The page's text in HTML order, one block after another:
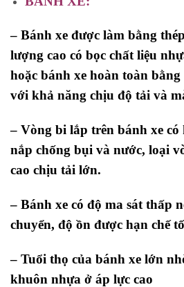
– Bánh xe được làm bằng
lượng cao có bọc chất liệu
hoặc bánh xe hoàn toàn
với khả năng chịu độ tải và
– Vòng bi lắp trên bánh xe có
nắp chống bụi và nước, loại
cao chịu tải lớn.
– Bánh xe có độ ma sát thấp
chuyển, độ ồn được hạn chế
– Tuổi thọ của bánh xe lớn
khuôn nhựa ở áp lực cao